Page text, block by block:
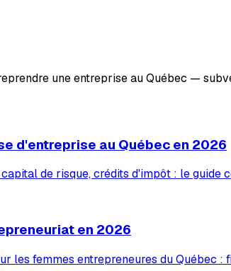
une entreprise au Québec —
d'entreprise au Québec en 2026
de risque, crédits d'impôt : le
en 2026
les femmes entrepreneures du Québec